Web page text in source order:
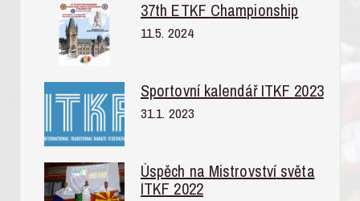
37th ETKF Championship
11.5. 2024
Sportovní kalendář ITKF 2023
31.1. 2023
Úspěch na Mistrovství světa
ITKF 2022